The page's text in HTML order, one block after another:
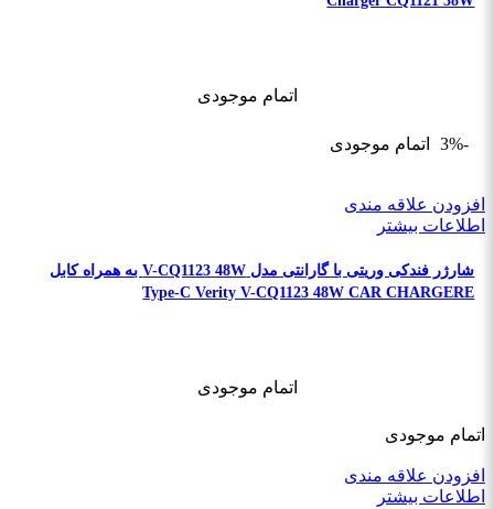
اتمام موجودی
-3% اتمام موجودی
افزودن علاقه مندی
اطلاعات بیشتر
شارژر فندکی وریتی با گارانتی مدل V-CQ1123 48W به همراه کابل
Type-C Verity V-CQ1123 48W CAR CHARGERE
اتمام موجودی
اتمام موجودی
افزودن علاقه مندی
اطلاعات بیشتر